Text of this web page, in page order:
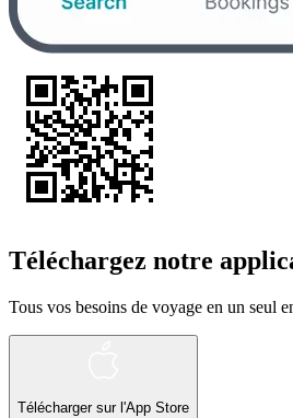
Téléchargez notre
Tous vos besoins de voyage en un seul
Télécharger sur l'App Store